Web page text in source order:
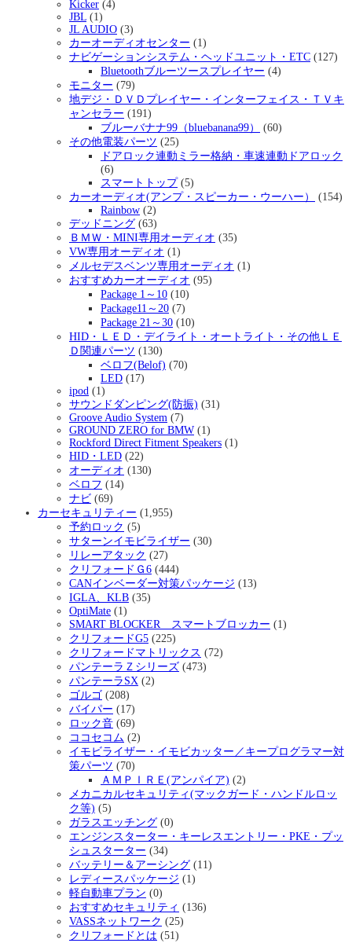
Kicker (4)
JBL (1)
JL AUDIO (3)
カーオーディオセンター (1)
ナビゲーションシステム・ヘッドユニット・ETC (127)
Bluetoothブルーツースプレイヤー (4)
モニター (79)
地デジ・ＤＶＤプレイヤー・インターフェイス・ＴＶキ
ャンセラー (191)
ブルーバナナ99（bluebanana99）
(60)
その他電装パーツ (25)
ドアロック連動ミラー格納・車速連動ドアロック
(6)
スマートトップ(5)
カーオーディオ(アンプ・スピーカー・ウーハー）
(154)
Rainbow (2)
デッドニング (63)
ＢＭＷ・MINI専用オーディオ (35)
VW専用オーディオ (1)
メルセデスベンツ専用オーディオ (1)
おすすめカーオーディオ (95)
Package 1～10 (10)
Package11～20 (7)
Package 21～30 (10)
HID・ＬＥＤ・デイライト・オートライト・その他ＬＥ
Ｄ関連パーツ (130)
ベロフ(Belof) (70)
LED (17)
ipod (1)
サウンドダンピング(防振) (31)
Groove Audio System (7)
GROUND ZERO for BMW (1)
Rockford Direct Fitment Speakers (1)
HID・LED (22)
オーディオ (130)
ベロフ (14)
ナビ (69)
カーセキュリティー (1,955)
予約ロック (5)
サターンイモビライザー (30)
リレーアタック (27)
クリフォードＧ6 (444)
CANインベーダー対策パッケージ (13)
IGLA、KLB (35)
OptiMate (1)
SMART BLOCKER スマートブロッカー (1)
クリフォードG5 (225)
クリフォードマトリックス (72)
パンテーラＺシリーズ (473)
パンテーラSX (2)
ゴルゴ (208)
バイパー (17)
ロック音 (69)
ココセコム (2)
イモビライザー・イモビカッター／キープログラマー対
策パーツ (70)
ＡＭＰＩＲＥ(アンパイア) (2)
メカニカルセキュリティ(マックガード・ハンドルロッ
ク等) (5)
ガラスエッチング (0)
エンジンスターター・キーレスエントリー・PKE・プッ
シュスターター (34)
バッテリー＆アーシング (11)
レディースパッケージ (1)
軽自動車プラン (0)
おすすめセキュリティ (136)
VASSネットワーク (25)
クリフォードとは (51)